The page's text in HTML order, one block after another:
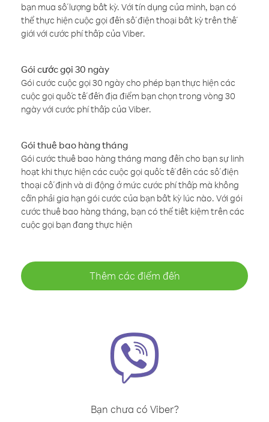
bạn mua số lượng bất kỳ. Với tín dụng của mình, bạn có
thể thực hiện cuộc gọi đến số điện thoại bất kỳ trên thế
giới với cước phí thấp của Viber.
Gói cước gọi 30 ngày
Gói cước cuộc gọi 30 ngày cho phép bạn thực hiện các
cuộc gọi quốc tế đến địa điểm bạn chọn trong vòng 30
ngày với cước phí thấp của Viber.
Gói thuê bao hàng tháng
Gói cước thuê bao hàng tháng mang đến cho bạn sự linh
hoạt khi thực hiện các cuộc gọi quốc tế đến các số điện
thoại cố định và di động ở mức cước phí thấp mà không
cần phải gia hạn gói cước của bạn bất kỳ lúc nào. Với gói
cước thuê bao hàng tháng, bạn có thể tiết kiệm trên các
cuộc gọi bạn đang thực hiện
Thêm các điểm đến
Bạn chưa có Viber?